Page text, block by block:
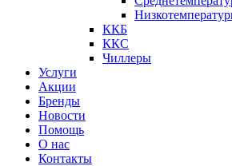
ККБ
ККС
Чиллеры
Услуги
Акции
Бренды
Новости
Помощь
О нас
Контакты